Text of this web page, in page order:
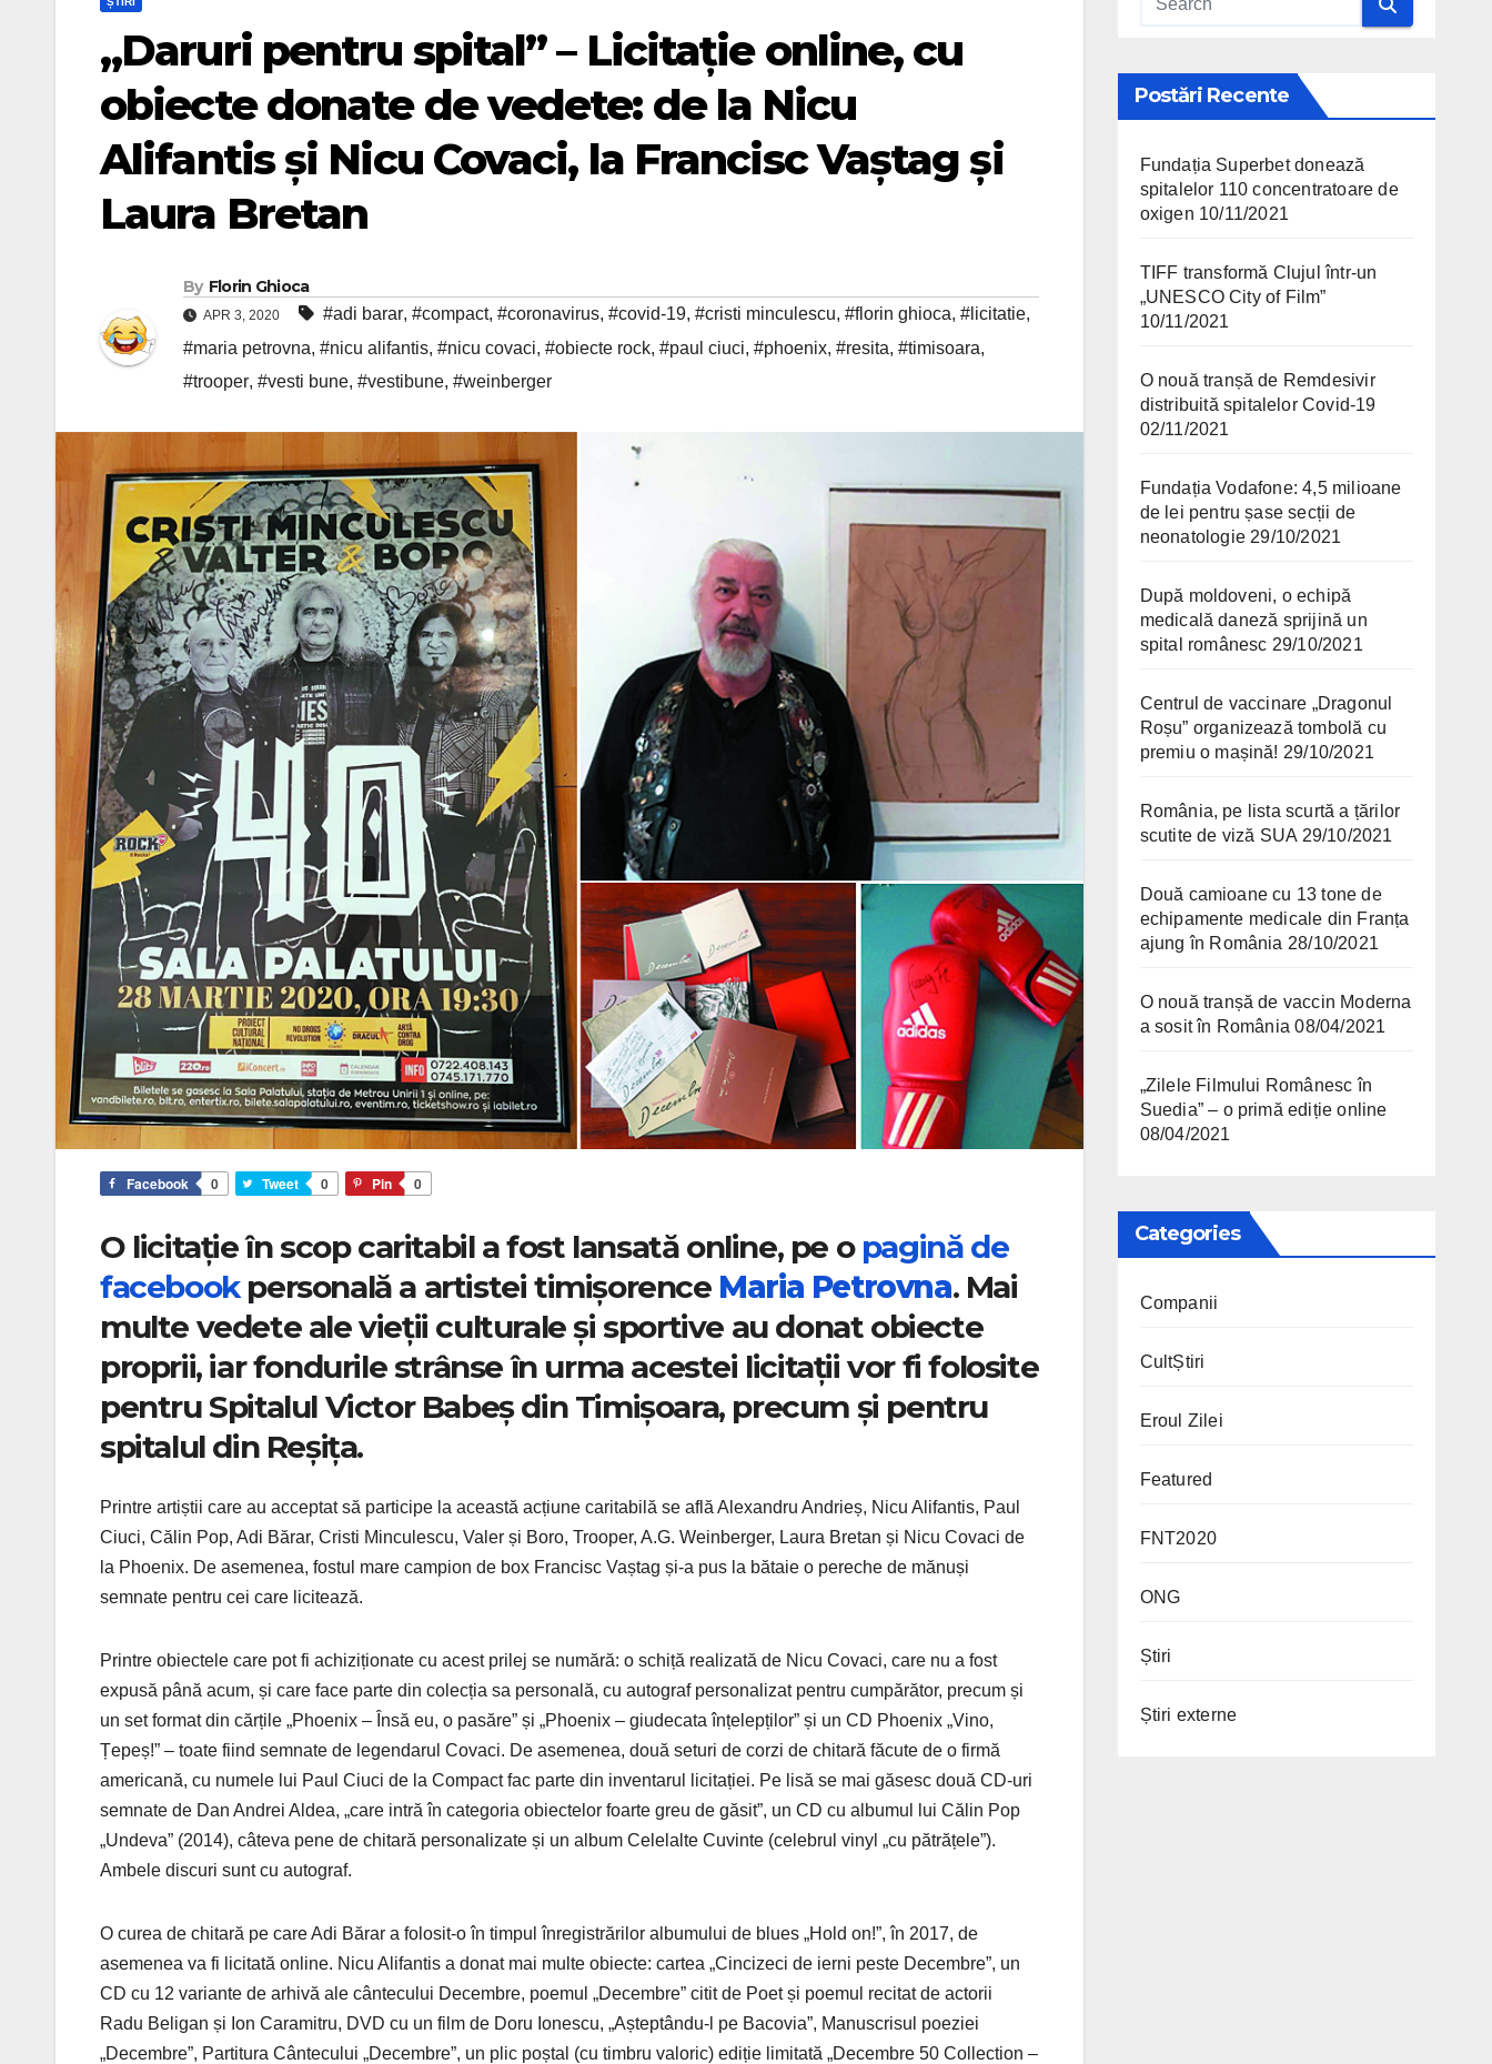
„Daruri pentru spital” – Licitație online, cu
obiecte donate de vedete: de la Nicu
Alifantis și Nicu Covaci, la Francisc Vaștag și
Laura Bretan
By Florin Ghioca
APR 3, 2020 #adi barar, #compact, #coronavirus, #covid-19, #cristi minculescu, #florin ghioca, #licitatie,
#maria petrovna, #nicu alifantis, #nicu covaci, #obiecte rock, #paul ciuci, #phoenix, #resita, #timisoara,
#trooper, #vesti bune, #vestibune, #weinberger
Facebook 0 Tweet 0 Pin 0
O licitație în scop caritabil a fost lansată online, pe o pagină de
facebookpersonală a artistei timișorence Maria Petrovna. Mai
multe vedete ale vieții culturale și sportive au donat obiecte
proprii, iar fondurile strânse în urma acestei licitații vor fi folosite
pentru Spitalul Victor Babeș din Timișoara, precum și pentru
spitalul din Reșița.
Printre artiștii care au acceptat să participe la această acțiune caritabilă se află Alexandru Andrieș, Nicu Alifantis, Paul
Ciuci, Călin Pop, Adi Bărar, Cristi Minculescu, Valer și Boro, Trooper, A.G. Weinberger, Laura Bretan și Nicu Covaci de
la Phoenix. De asemenea, fostul mare campion de box Francisc Vaștag și-a pus la bătaie o pereche de mănuși
semnate pentru cei care licitează.
Printre obiectele care pot fi achiziționate cu acest prilej se numără: o schiță realizată de Nicu Covaci, care nu a fost
expusă până acum, și care face parte din colecția sa personală, cu autograf personalizat pentru cumpărător, precum și
un set format din cărțile „Phoenix – Însă eu, o pasăre” și „Phoenix – giudecata înțelepților” și un CD Phoenix „Vino,
Țepeș!” – toate fiind semnate de legendarul Covaci. De asemenea, două seturi de corzi de chitară făcute de o firmă
americană, cu numele lui Paul Ciuci de la Compact fac parte din inventarul licitației. Pe lisă se mai găsesc două CD-uri
semnate de Dan Andrei Aldea, „care intră în categoria obiectelor foarte greu de găsit”, un CD cu albumul lui Călin Pop
„Undeva” (2014), câteva pene de chitară personalizate și un album Celelalte Cuvinte (celebrul vinyl „cu pătrățele”).
Ambele discuri sunt cu autograf.
O curea de chitară pe care Adi Bărar a folosit-o în timpul înregistrărilor albumului de blues „Hold on!”, în 2017, de
asemenea va fi licitată online. Nicu Alifantis a donat mai multe obiecte: cartea „Cincizeci de ierni peste Decembre”, un
CD cu 12 variante de arhivă ale cântecului Decembre, poemul „Decembre” citit de Poet și poemul recitat de actorii
Radu Beligan și Ion Caramitru, DVD cu un film de Doru Ionescu, „Așteptându-l pe Bacovia”, Manuscrisul poeziei
„Decembre”, Partitura Cântecului „Decembre”, un plic poștal (cu timbru valoric) ediție limitată „Decembre 50 Collection –
Postări Recente
Fundația Superbet donează
spitalelor 110 concentratoare de
oxigen 10/11/2021
TIFF transformă Clujul într-un
„UNESCO City of Film”
10/11/2021
O nouă tranșă de Remdesivir
distribuită spitalelor Covid-19
02/11/2021
Fundația Vodafone: 4,5 milioane
de lei pentru șase secții de
neonatologie 29/10/2021
După moldoveni, o echipă
medicală daneză sprijină un
spital românesc 29/10/2021
Centrul de vaccinare „Dragonul
Roșu” organizează tombolă cu
premiu o mașină! 29/10/2021
România, pe lista scurtă a țărilor
scutite de viză SUA 29/10/2021
Două camioane cu 13 tone de
echipamente medicale din Franța
ajung în România 28/10/2021
O nouă tranșă de vaccin Moderna
a sosit în România 08/04/2021
„Zilele Filmului Românesc în
Suedia” – o primă ediție online
08/04/2021
Categories
Companii
CultȘtiri
Eroul Zilei
Featured
FNT2020
ONG
Știri
Știri externe